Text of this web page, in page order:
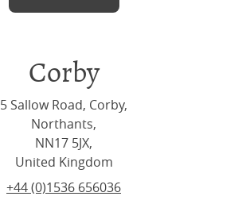
Corby
5 Sallow Road, Corby,
Northants,
NN17 5JX,
United Kingdom
+44 (0)1536 656036